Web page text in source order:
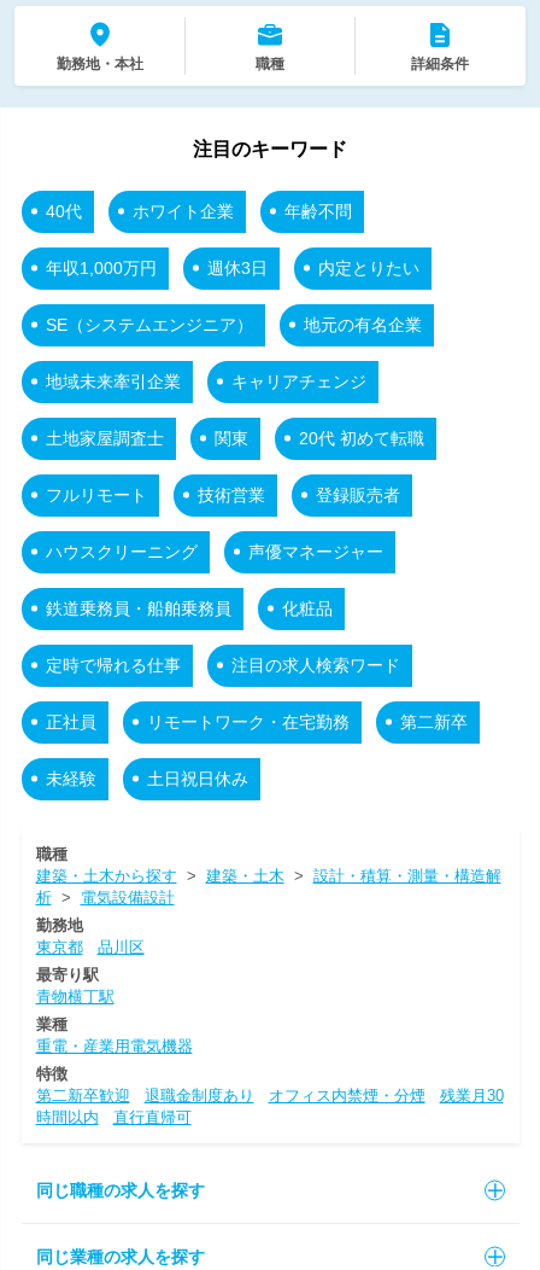
勤務地・本社 職種 詳細条件
注目のキーワード
40代 ホワイト企業 年齢不問
年収1,000万円 週休3日 内定とりたい
SE（システムエンジニア） 地元の有名企業
地域未来牽引企業 キャリアチェンジ
土地家屋調査士 関東 20代 初めて転職
フルリモート 技術営業 登録販売者
ハウスクリーニング 声優マネージャー
鉄道乗務員・船舶乗務員 化粧品
定時で帰れる仕事 注目の求人検索ワード
正社員 リモートワーク・在宅勤務 第二新卒
未経験 土日祝日休み
職種
建築・土木から探す > 建築・土木 > 設計・積算・測量・構造解
析> 電気設備設計
勤務地
東京都
品川区
最寄り駅
青物横丁駅
業種
重電・産業用電気機器
特徴
第二新卒歓迎
退職金制度あり オフィス内禁煙・分煙
残業月30
時間以内
直行直帰可
同じ職種の求人を探す
同じ業種の求人を探す